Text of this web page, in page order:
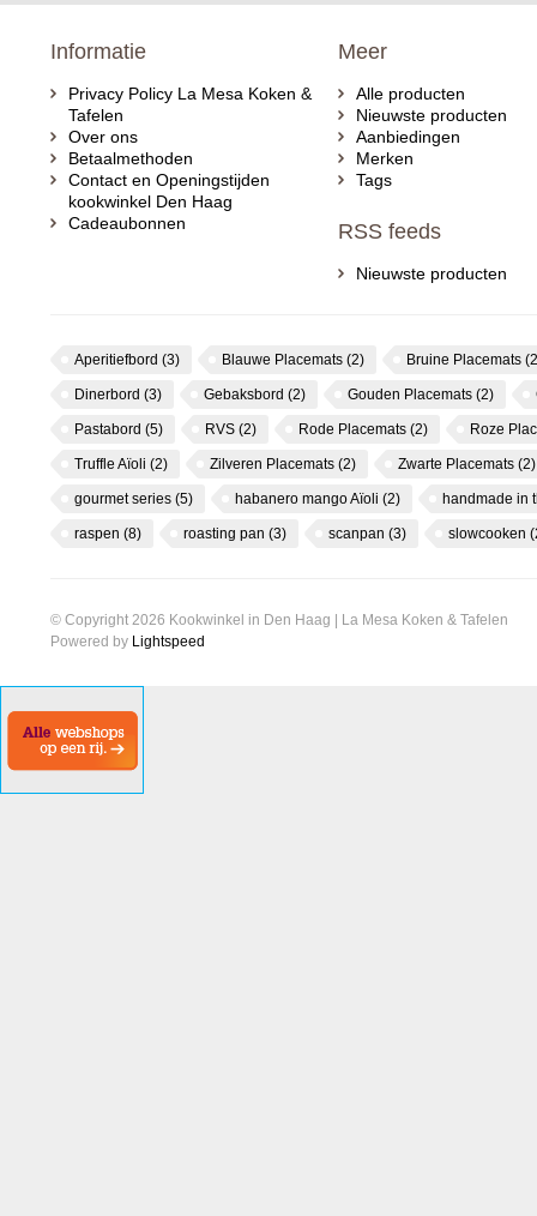
Informatie
Privacy Policy La Mesa Koken &
Tafelen
Over ons
Betaalmethoden
Contact en Openingstijden
kookwinkel Den Haag
Cadeaubonnen
Meer
Alle producten
Nieuwste producten
Aanbiedingen
Merken
Tags
RSS feeds
Nieuwste producten
Aperitiefbord (3) Blauwe Placemats (2) Bruine Placemats
Dinerbord (3) Gebaksbord (2) Gouden Placemats (2)
Pastabord (5) RVS (2) Rode Placemats (2) Roze
Truffle Aïoli (2) Zilveren Placemats (2) Zwarte Placemats (2)
gourmet series (5) habanero mango Aïoli (2) handmade in
raspen (8) roasting pan (3) scanpan (3) slowcooken
© Copyright 2026 Kookwinkel in Den Haag | La Mesa Koken & Tafelen
Powered by Lightspeed